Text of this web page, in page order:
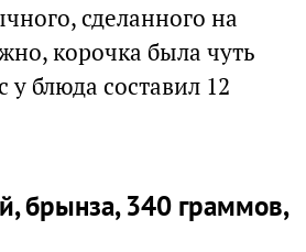
сделанного на
корочка была чуть
блюда составил 12
брынза, 340 граммов,